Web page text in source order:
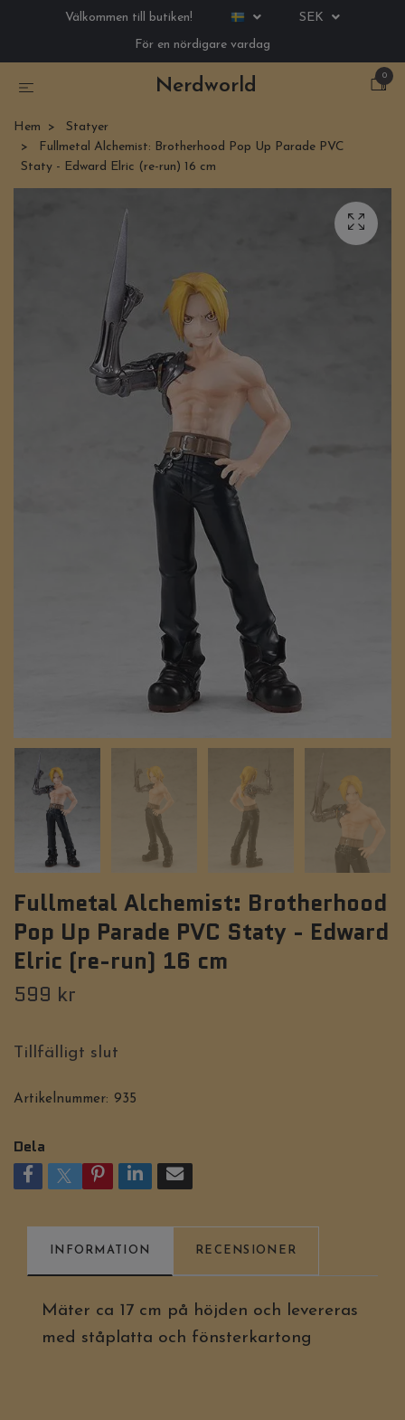
Välkommen till butiken!
SEK
För en nördigare vardag
Nerdworld
0
Hem
Statyer
Fullmetal Alchemist: Brotherhood Pop Up Parade PVC
Staty - Edward Elric (re-run) 16 cm
Fullmetal Alchemist: Brotherhood
Pop Up Parade PVC Staty - Edward
Elric (re-run) 16 cm
599 kr
Tillfälligt slut
Artikelnummer: 935
Dela
INFORMATION RECENSIONER
Mäter ca 17 cm på höjden och levereras
med ståplatta och fönsterkartong